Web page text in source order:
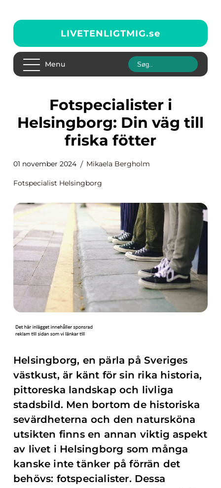
LIVETENLIGTMIG.se
Menu
Fotspecialister i
Helsingborg: Din väg till
friska fötter
01 november 2024 Mikaela Bergholm
Fotspecialist Helsingborg
Helsingborg, en pärla på Sveriges
västkust, är känt för sin rika historia,
pittoreska landskap och livliga
stadsbild. Men bortom de historiska
sevärdheterna och den natursköna
utsikten finns en annan viktig aspekt
av livet i Helsingborg som många
kanske inte tänker på förrän det
behövs: fotspecialister. Dessa